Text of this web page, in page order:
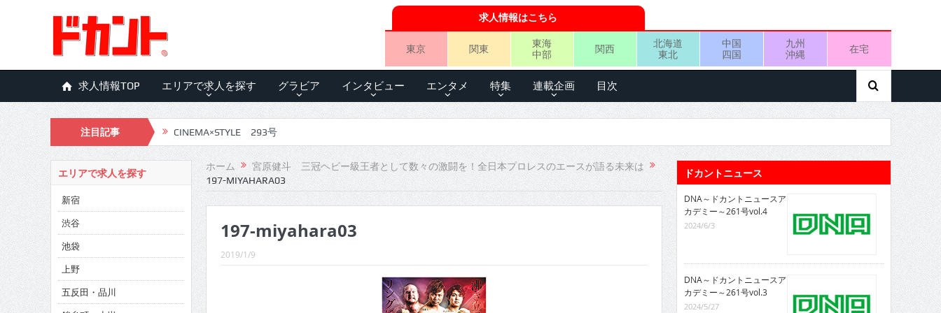
求人情報はこちら
東京 関東
東海
中部
関西
北海道
東北
中国
四国
九州
沖縄
在宅
求人情報TOP エリアで求人を探す グラビア インタビュー エンタメ 特集 連載企画 目次
注目記事 CINEMA×STYLE 293号
CINEMA×STYLE 292号
CINEMA×STYLE 291号
CINEMA×STYLE 290号
CINEMA×STYLE 289号
CINEMA×STYLE 288号
ホーム
宮原健斗 三冠ヘビー級王者として数々の激闘を！全日本プロレスのエースが語る未来は
197-MIYAHARA03
197-miyahara03
2019/1/9
エリアで求人を探す
新宿
渋谷
池袋
上野
五反田・品川
ドカントニュース
DNA～ドカントニュースア
カデミー～261号vol.4
2024/6/3
DNA～ドカントニュースア
カデミー～261号vol.3
2024/5/27